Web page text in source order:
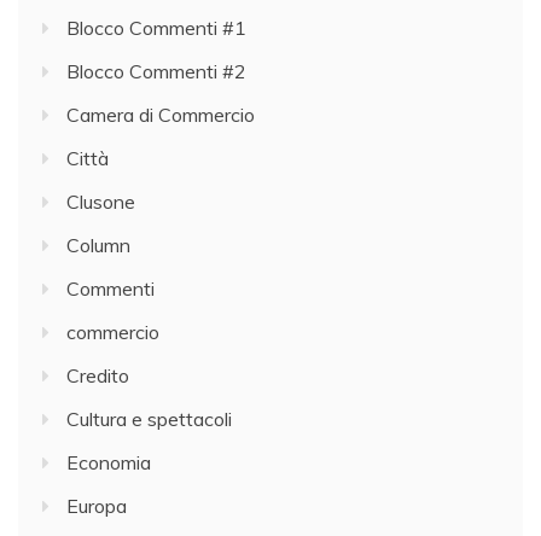
Blocco Commenti #1
Blocco Commenti #2
Camera di Commercio
Città
Clusone
Column
Commenti
commercio
Credito
Cultura e spettacoli
Economia
Europa